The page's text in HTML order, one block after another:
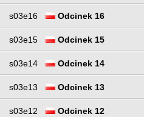
s03e16 Odcinek 16
s03e15 Odcinek 15
s03e14 Odcinek 14
s03e13 Odcinek 13
s03e12 Odcinek 12